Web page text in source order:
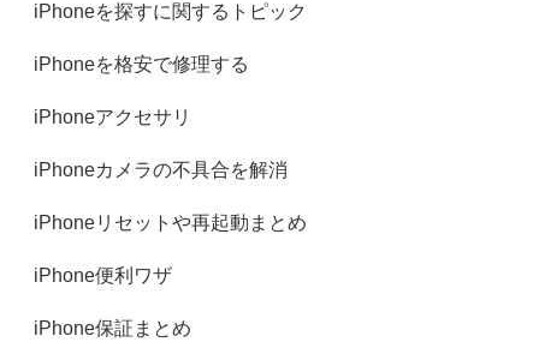
iPhoneを探すに関するトピック
iPhoneを格安で修理する
iPhoneアクセサリ
iPhoneカメラの不具合を解消
iPhoneリセットや再起動まとめ
iPhone便利ワザ
iPhone保証まとめ